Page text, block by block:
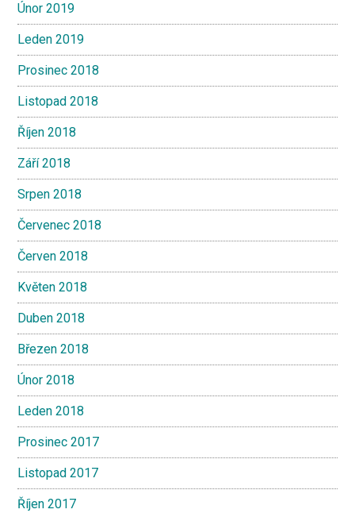
Únor 2019
Leden 2019
Prosinec 2018
Listopad 2018
Říjen 2018
Září 2018
Srpen 2018
Červenec 2018
Červen 2018
Květen 2018
Duben 2018
Březen 2018
Únor 2018
Leden 2018
Prosinec 2017
Listopad 2017
Říjen 2017